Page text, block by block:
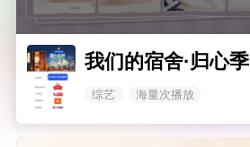
我们的宿舍·归心季
综艺 海量次播放